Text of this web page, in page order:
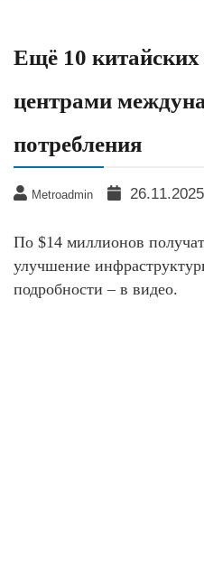
Ещё 10 китайских
центрами
потребления
Metroadmin 26.11.2025
По $14 миллионов
улучшение
подробности – в видео.